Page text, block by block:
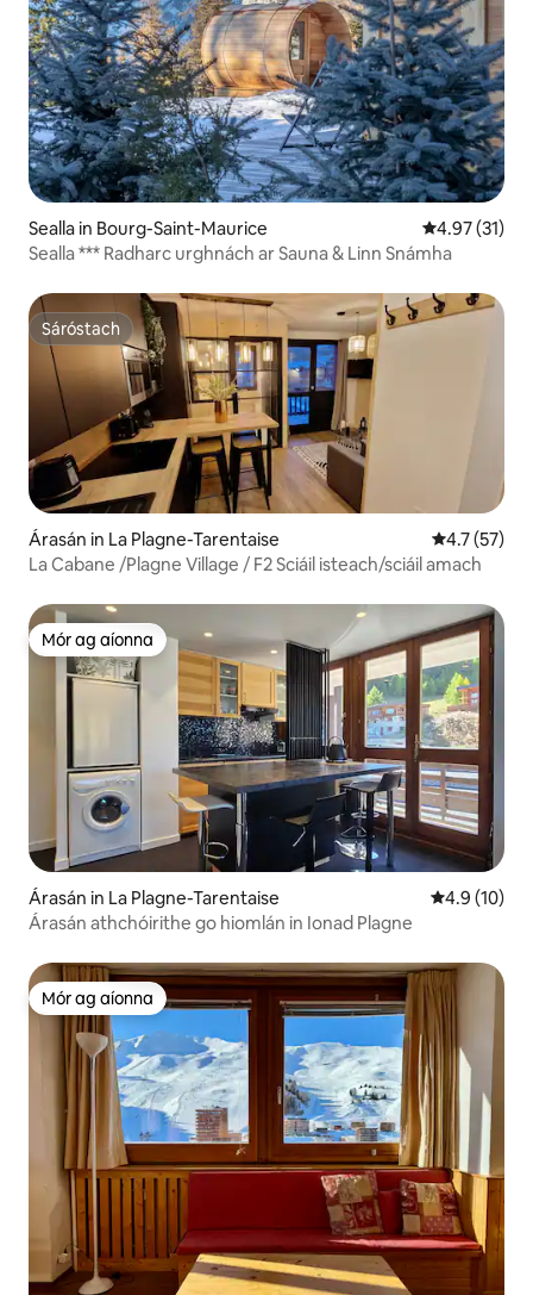
Sealla in Bourg-Saint-Maurice Meánrátáil
4.97 (31)
Sealla *** Radharc urghnách ar Sauna & Linn Snámha
Sáróstach
Sáróstach
Árasán in La Plagne-Tarentaise Meánrátáil
4.7 (57)
La Cabane /Plagne Village / F2 Sciáil isteach/sciáil amach
Mór ag aíonna
Mór ag aíonna
Árasán in La Plagne-Tarentaise Meánrátáil
4.9 (10)
Árasán athchóirithe go hiomlán in Ionad Plagne
Mór ag aíonna
Mór ag aíonna